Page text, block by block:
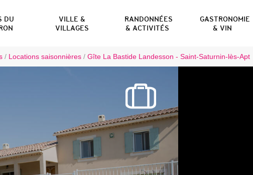
DU
VILLE &
VILLAGES
RANDONNÉES
& ACTIVITÉS
GASTRONOMIE
& VIN
/ Locations saisonnières / Gîte La Bastide Landesson - Saint-Saturnin-lès-Apt